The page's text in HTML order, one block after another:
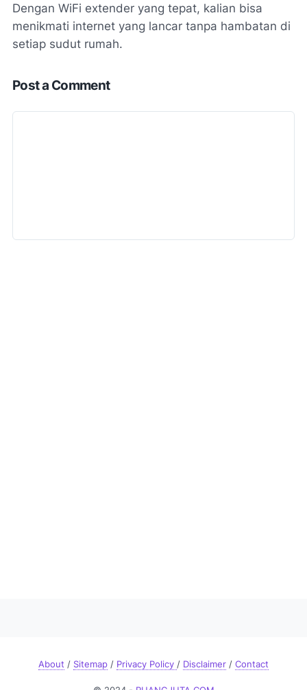
Dengan WiFi extender yang tepat, kalian bisa
menikmati internet yang lancar tanpa hambatan di
setiap sudut rumah.
Post a Comment
About / Sitemap / Privacy Policy / Disclaimer / Contact